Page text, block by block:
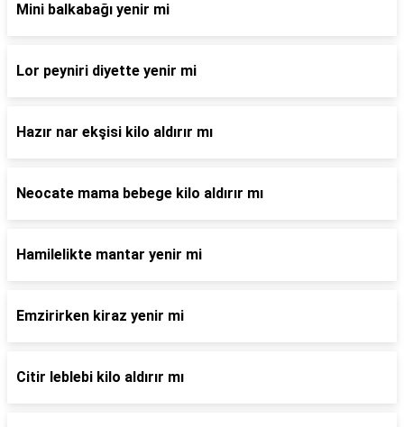
Mini balkabağı yenir mi
Lor peyniri diyette yenir mi
Hazır nar ekşisi kilo aldırır mı
Neocate mama bebege kilo aldırır mı
Hamilelikte mantar yenir mi
Emzirirken kiraz yenir mi
Citir leblebi kilo aldırır mı